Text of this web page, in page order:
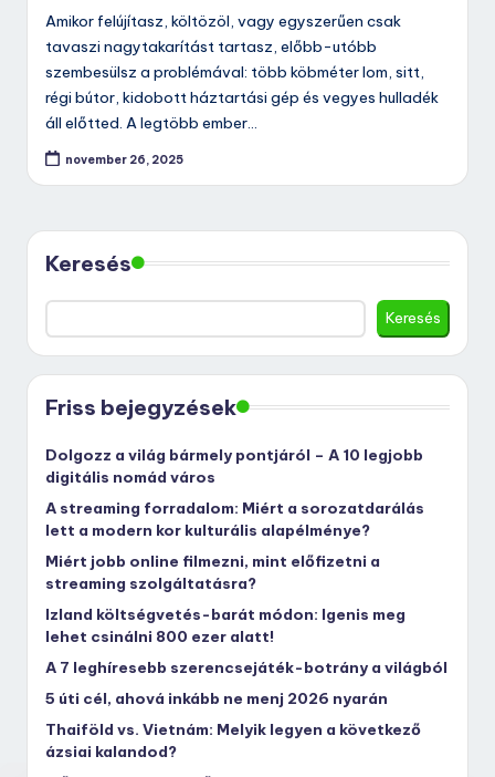
Amikor felújítasz, költözöl, vagy egyszerűen csak
tavaszi nagytakarítást tartasz, előbb-utóbb
szembesülsz a problémával: több köbméter lom, sitt,
régi bútor, kidobott háztartási gép és vegyes hulladék
áll előtted. A legtöbb ember…
november 26, 2025
Keresés
Keresés
Friss bejegyzések
Dolgozz a világ bármely pontjáról – A 10 legjobb
digitális nomád város
A streaming forradalom: Miért a sorozatdarálás
lett a modern kor kulturális alapélménye?
Miért jobb online filmezni, mint előfizetni a
streaming szolgáltatásra?
Izland költségvetés-barát módon: Igenis meg
lehet csinálni 800 ezer alatt!
A 7 leghíresebb szerencsejáték-botrány a világból
5 úti cél, ahová inkább ne menj 2026 nyarán
Thaiföld vs. Vietnám: Melyik legyen a következő
ázsiai kalandod?